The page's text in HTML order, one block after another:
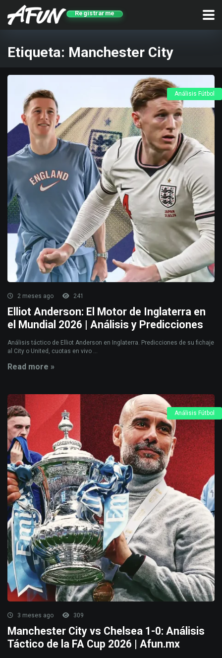
Registrarme
Etiqueta: Manchester City
Análisis Fútbol
2 meses ago 241
Elliot Anderson: El Motor de Inglaterra en
el Mundial 2026 | Análisis y Predicciones
Análisis táctico de Elliot Anderson en Inglaterra. Predicciones de su fichaje
al City o United, cuotas en vivo ...
Read more »
Análisis Fútbol
3 meses ago 309
Manchester City vs Chelsea 1-0: Análisis
Táctico de la FA Cup 2026 | Afun.mx